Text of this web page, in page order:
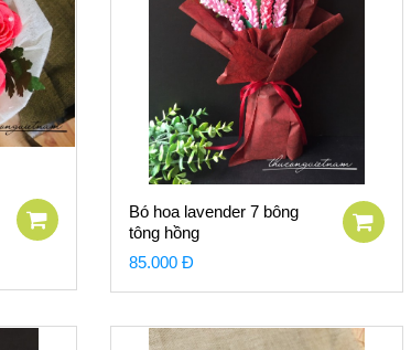
Bó hoa lavender 7 bông
tông hồng
85.000 Đ